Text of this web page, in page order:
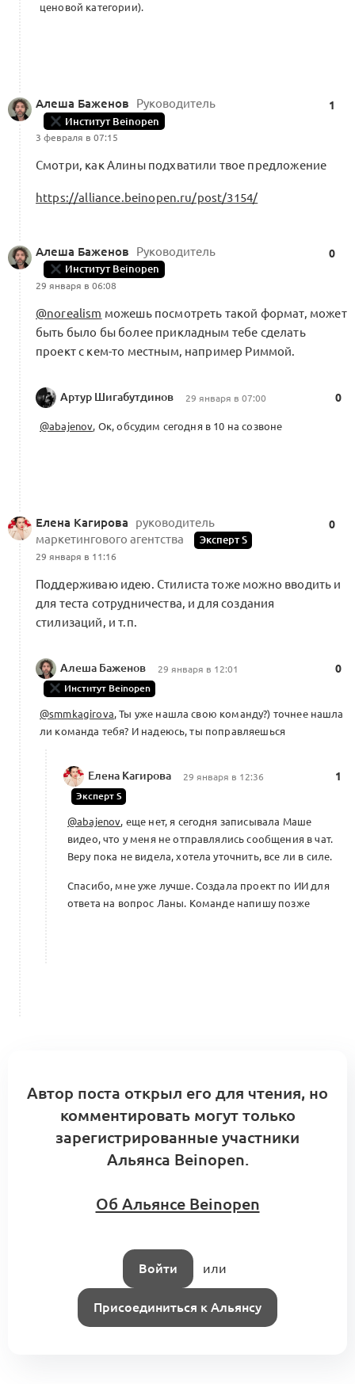
ценовой категории).
Алеша Баженов Руководитель
Институт Beinopen
3 февраля в 07:15
1
Смотри, как Алины подхватили твое предложение
https://alliance.beinopen.ru/post/3154/
Алеша Баженов Руководитель
Институт Beinopen
29 января в 06:08
0
@norealism можешь посмотреть такой формат, может
быть было бы более прикладным тебе сделать
проект с кем-то местным, например Риммой.
Артур Шигабутдинов 29 января в 07:00 0
@abajenov, Ок, обсудим сегодня в 10 на созвоне
Елена Кагирова
руководитель
маркетингового агентства
Эксперт S
29 января в 11:16
0
Поддерживаю идею. Стилиста тоже можно вводить и
для теста сотрудничества, и для создания
стилизаций, и т.п.
Алеша Баженов 29 января в 12:01
Институт Beinopen
0
@smmkagirova, Ты уже нашла свою команду?) точнее нашла
ли команда тебя? И надеюсь, ты поправляешься
Елена Кагирова 29 января в 12:36
Эксперт S
1
@abajenov, еще нет, я сегодня записывала Маше
видео, что у меня не отправлялись сообщения в чат.
Веру пока не видела, хотела уточнить, все ли в силе.
Спасибо, мне уже лучше. Создала проект по ИИ для
ответа на вопрос Ланы. Команде напишу позже
Автор поста открыл его для чтения, но
комментировать могут только
зарегистрированные участники
Альянса Beinopen.
Об Альянсе Beinopen
Войти или
Присоединиться к Альянсу